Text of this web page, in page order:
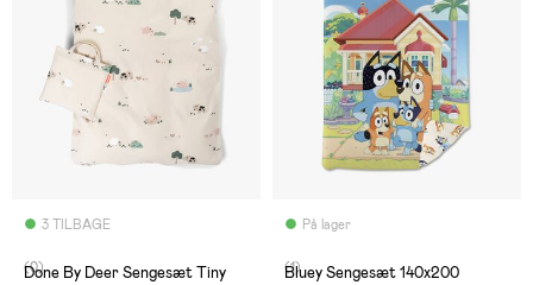
3 TILBAGE
(0)
Done By Deer Sengesæt Tiny
På lager
(1)
Bluey Sengesæt 140x200